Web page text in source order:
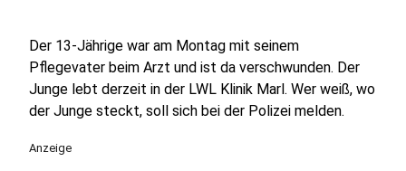
Der 13-Jährige war am Montag mit seinem
Pflegevater beim Arzt und ist da verschwunden. Der
Junge lebt derzeit in der LWL Klinik Marl. Wer weiß, wo
der Junge steckt, soll sich bei der Polizei melden.
Anzeige